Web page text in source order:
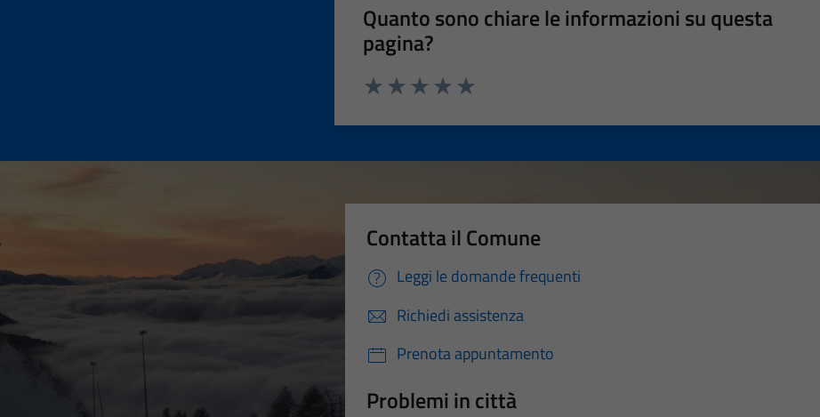
Quanto sono chiare le informazioni su questa
pagina?
Contatta il Comune
Leggi le domande frequenti
Richiedi assistenza
Prenota appuntamento
Problemi in città